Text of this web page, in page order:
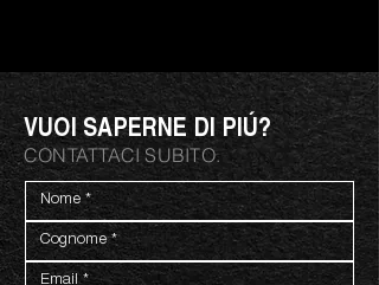
VUOI SAPERNE DI PIÚ?
CONTATTACI SUBITO.